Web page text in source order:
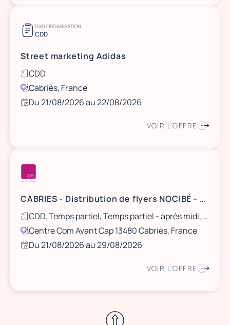
DSD ORGANISATION
CDD
Street marketing Adidas
CDD
Cabriès, France
Du 21/08/2026 au 22/08/2026
VOIR L'OFFRE
CABRIES - Distribution de flyers NOCIBÉ - 21 et 22 août / 28 et 29 août
CDD, Temps partiel, Temps partiel - après midi, Ponctuel
Centre Com Avant Cap 13480 Cabriès, France
Du 21/08/2026 au 29/08/2026
VOIR L'OFFRE